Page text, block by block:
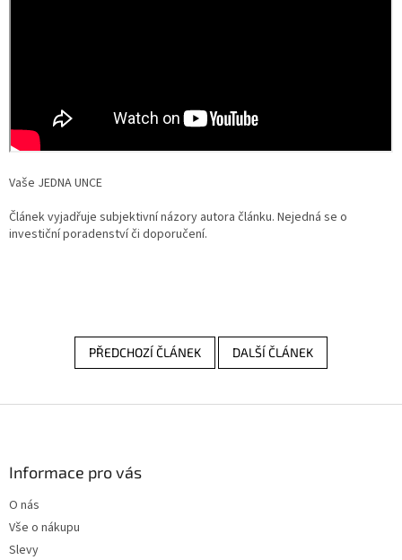
Vaše JEDNA UNCE
Článek vyjadřuje subjektivní názory autora článku. Nejedná se o
investiční poradenství či doporučení.
PŘEDCHOZÍ ČLÁNEK DALŠÍ ČLÁNEK
Informace pro vás
O nás
Vše o nákupu
Slevy